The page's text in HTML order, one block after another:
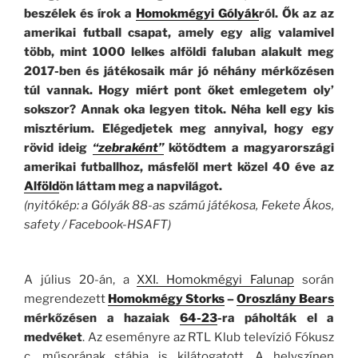
beszélek és írok a Homokmégyi Gólyákról. Ők az az
amerikai futball csapat, amely egy alig valamivel
több, mint 1000 lelkes alföldi faluban alakult meg
2017-ben és játékosaik már jó néhány mérkőzésen
túl vannak. Hogy miért pont őket emlegetem oly’
sokszor? Annak oka legyen titok. Néha kell egy kis
misztérium. Elégedjetek meg annyival, hogy egy
rövid ideig “zebraként”kötődtem a magyarországi
amerikai futballhoz, másfelől mert közel 40 éve az
Alföldön láttam meg a napvilágot.
(nyitókép: a Gólyák 88-as számú játékosa, Fekete Ákos,
safety / Facebook-HSAFT)
A július 20-án, aXXI. Homokmégyi Falunap során
megrendezett Homokmégy Storks–Oroszlány Bears
mérkőzésen a hazaiak 64-23-ra páholták el a
medvéket. Az eseményre az RTL Klub televízió Fókusz